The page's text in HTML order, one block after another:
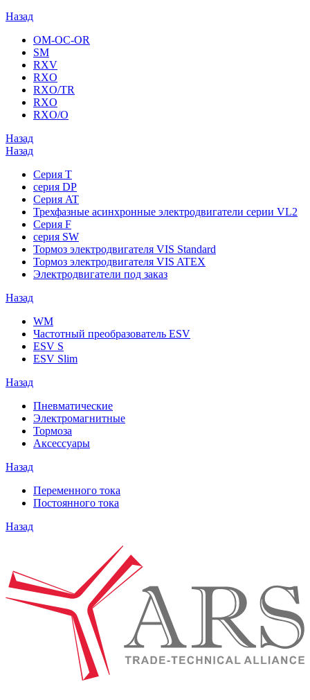
Назад
OM-OC-OR
SM
RXV
RXO
RXO/TR
RXO
RXO/O
Назад
Назад
Серия T
серия DP
Серия AT
Трехфазные асинхронные электродвигатели серии VL2
Серия F
серия SW
Тормоз электродвигателя VIS Standard
Тормоз электродвигателя VIS ATEX
Электродвигатели под заказ
Назад
WM
Частотный преобразователь ESV
ESV S
ESV Slim
Назад
Пневматические
Электромагнитные
Тормоза
Аксессуары
Назад
Переменного тока
Постоянного тока
Назад